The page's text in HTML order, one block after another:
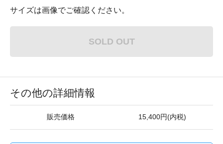
サイズは画像でご確認ください。
SOLD OUT
その他の詳細情報
販売価格 15,400円(内税)